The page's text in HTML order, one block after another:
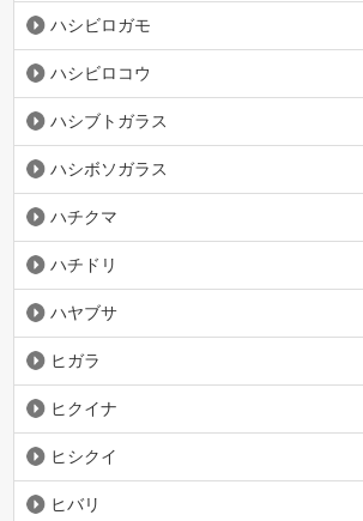
ハシビロガモ
ハシビロコウ
ハシブトガラス
ハシボソガラス
ハチクマ
ハチドリ
ハヤブサ
ヒガラ
ヒクイナ
ヒシクイ
ヒバリ